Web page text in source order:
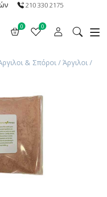
210 330 2175
0 0
& Σπόροι / Άργιλοι /